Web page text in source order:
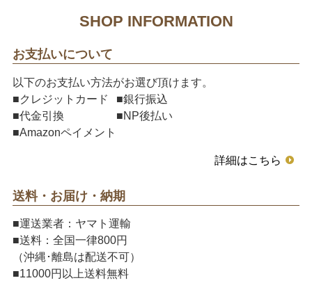
SHOP INFORMATION
お支払いについて
以下のお支払い方法がお選び頂けます。
■クレジットカード
■銀行振込
■代金引換
■NP後払い
■Amazonペイメント
詳細はこちら
送料・お届け・納期
■運送業者：ヤマト運輸
■送料：全国一律800円
（沖縄･離島は配送不可）
■11000円以上送料無料